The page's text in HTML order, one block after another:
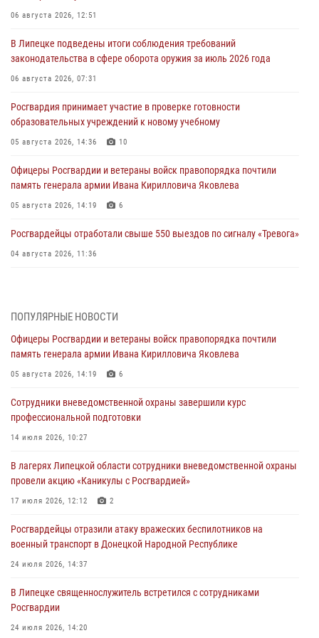
06 августа 2026, 12:51
В Липецке подведены итоги соблюдения требований
законодательства в сфере оборота оружия за июль 2026 года
06 августа 2026, 07:31
Росгвардия принимает участие в проверке готовности
образовательных учреждений к новому учебному
05 августа 2026, 14:36 10
Офицеры Росгвардии и ветераны войск правопорядка почтили
память генерала армии Ивана Кирилловича Яковлева
05 августа 2026, 14:19 6
Росгвардейцы отработали свыше 550 выездов по сигналу «Тревога»
04 августа 2026, 11:36
04 августа 2026, 09:05
Росгвардия обеспечила безопасность граждан на праздновании
Дня ВДВ в Липецке
03 августа 2026, 13:43
Росгвардейцы обеспечили безопасность граждан в День Лев-
Толстовского района
03 августа 2026, 13:41
Росгвардия противодействует БПЛА ВСУ на южном направлении
(видео)
03 августа 2026, 13:39
ПОПУЛЯРНЫЕ НОВОСТИ
Офицеры Росгвардии и ветераны войск правопорядка почтили
память генерала армии Ивана Кирилловича Яковлева
05 августа 2026, 14:19 6
Сотрудники вневедомственной охраны завершили курс
профессиональной подготовки
14 июля 2026, 10:27
В лагерях Липецкой области сотрудники вневедомственной охраны
провели акцию «Каникулы с Росгвардией»
17 июля 2026, 12:12 2
Росгвардейцы отразили атаку вражеских беспилотников на
военный транспорт в Донецкой Народной Республике
24 июля 2026, 14:37
В Липецке священнослужитель встретился с сотрудниками
Росгвардии
24 июля 2026, 14:20